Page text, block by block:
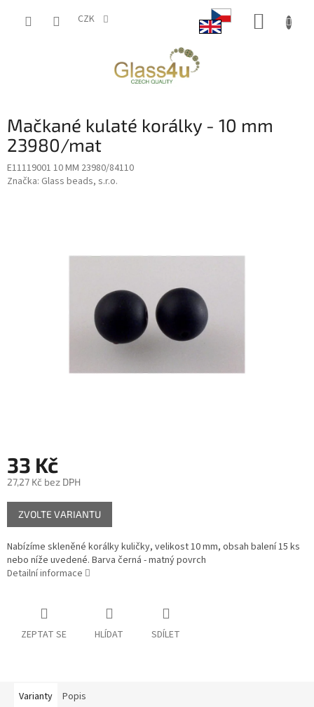
CZK
Mačkané kulaté korálky - 10 mm
23980/mat
E11119001 10 MM 23980/84110
Značka: Glass beads, s.r.o.
33 Kč
27,27 Kč bez DPH
Měrná
cena:
ZVOLTE VARIANTU
Nabízíme skleněné korálky kuličky, velikost 10 mm, obsah balení 15 ks
nebo níže uvedené. Barva černá - matný povrch
Detailní informace
ZEPTAT SE HLÍDAT SDÍLET
Varianty Popis